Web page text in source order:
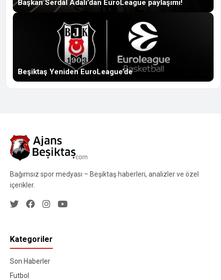
Başkan Serdal Adalı’dan EuroLeague paylaşımı!
Beşiktaş Yeniden EuroLeague’de
Bağımsız spor medyası – Beşiktaş haberleri, analizler ve özel
içerikler.
Kategoriler
Son Haberler
Futbol